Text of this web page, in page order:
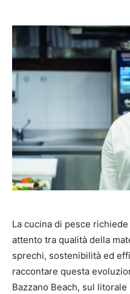
La cucina di pesce
attento tra qualità della
sprechi, sostenibilità ed
raccontare questa
Bazzano Beach, sul